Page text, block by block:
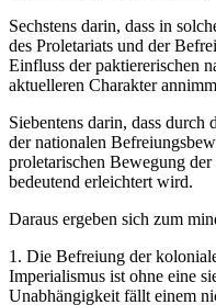
Sechstens darin, dass in
des Proletariats und der
Einfluss der paktiererischen
aktuelleren Charakter
Siebentens darin, dass durch
der nationalen
proletarischen Bewegung
bedeutend erleichtert wird.
Daraus ergeben sich zum
1. Die Befreiung der
Imperialismus ist ohne eine
Unabhängigkeit fällt einem